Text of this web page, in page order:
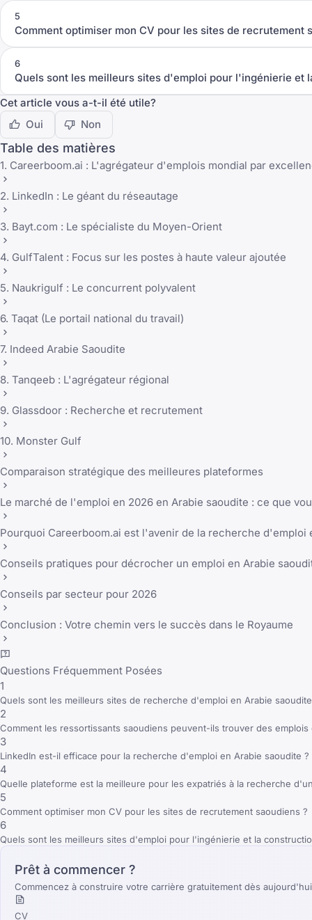
5
Comment optimiser mon CV pour les sites de recrutement
6
Quels sont les meilleurs sites d'emploi pour l'ingénierie et
Cet article vous a-t-il été utile?
Oui
Non
Table des matières
1. Careerboom.ai : L'agrégateur d'emplois mondial par
2. LinkedIn : Le géant du réseautage
3. Bayt.com : Le spécialiste du Moyen-Orient
4. GulfTalent : Focus sur les postes à haute valeur ajoutée
5. Naukrigulf : Le concurrent polyvalent
6. Taqat (Le portail national du travail)
7. Indeed Arabie Saoudite
8. Tanqeeb : L'agrégateur régional
9. Glassdoor : Recherche et recrutement
10. Monster Gulf
Comparaison stratégique des meilleures plateformes
Le marché de l'emploi en 2026 en Arabie saoudite : ce que
Pourquoi Careerboom.ai est l'avenir de la recherche d'emploi
Conseils pratiques pour décrocher un emploi en Arabie
Conseils par secteur pour 2026
Conclusion : Votre chemin vers le succès dans le Royaume
Questions Fréquemment Posées
1
Quels sont les meilleurs sites de recherche d'emploi en Arabie
2
Comment les ressortissants saoudiens peuvent-ils trouver des
3
LinkedIn est-il efficace pour la recherche d'emploi en Arabie saoudite ?
4
Quelle plateforme est la meilleure pour les expatriés à la recherche
5
Comment optimiser mon CV pour les sites de recrutement saoudiens ?
6
Quels sont les meilleurs sites d'emploi pour l'ingénierie et la
Prêt à commencer ?
Commencez à construire votre carrière gratuitement dès aujourd'hui
CV